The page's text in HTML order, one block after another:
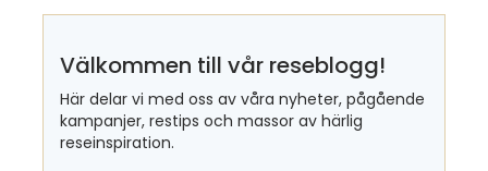
Välkommen till vår reseblogg!
Här delar vi med oss av våra nyheter, pågående
kampanjer, restips och massor av härlig
reseinspiration.